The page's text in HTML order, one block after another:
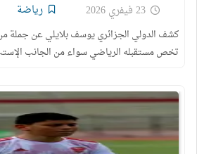
23 فيفري 2026 رياضة
كشف الدولي الجزائري يوسف بلايلي عن جملة
تخص مستقبله الرياضي سواء من الجانب